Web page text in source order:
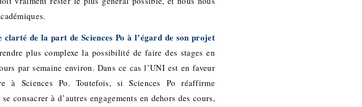
clarté de la part de Sciences Po à l’égard de son projet
plus complexe la possibilité de faire des stages en
par semaine environ. Dans ce cas l’UNI est en faveur
à Sciences Po. Toutefois, si Sciences Po réaffirme
consacrer à d’autres engagements en dehors des cours,